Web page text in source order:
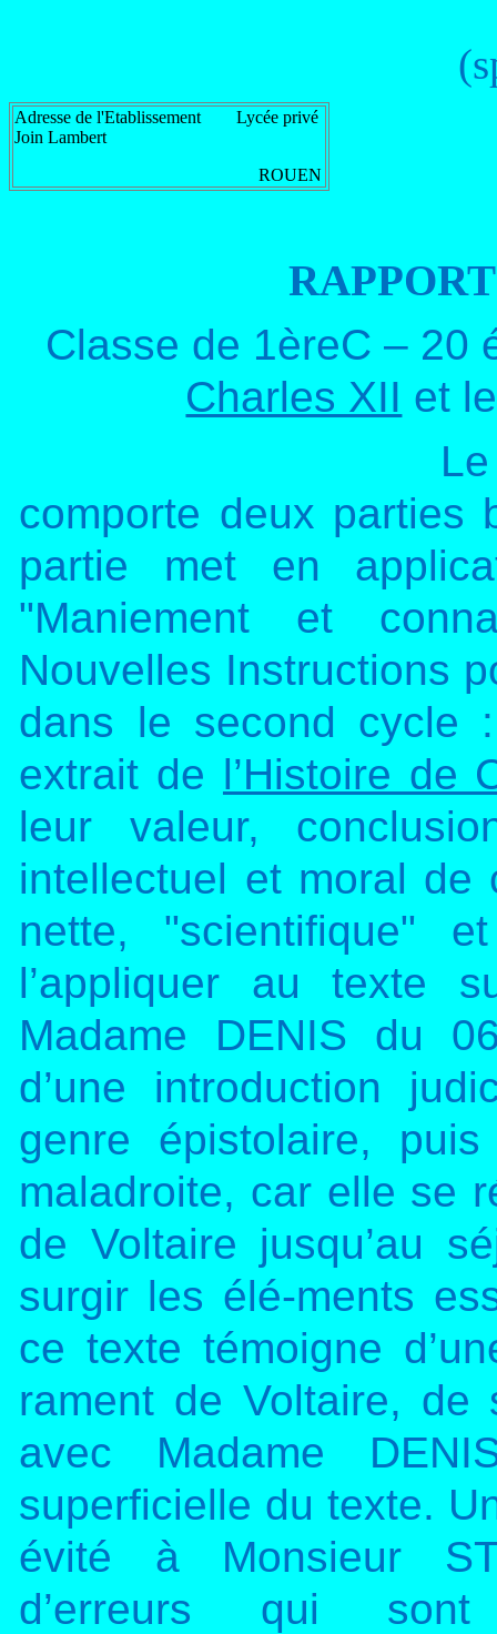
Adresse de l'Etablissement Lycée privé
Join Lambert
ROUEN
Classe de 1èreC – 20
Charles XII et
comporte deux parties
partie met en
"Maniement et
Nouvelles Instructions
dans le second cycle
extrait de l’Histoire de
leur valeur,
intellectuel et moral de
nette, "scientifique"
l’appliquer au texte
Madame DENIS du
d’une introduction
genre épistolaire,
maladroite, car elle se
de Voltaire jusqu’au
surgir les élé-ments
ce texte témoigne
rament de Voltaire, de
avec Madame
superficielle du texte.
évité à Monsieur
d’erreurs qui